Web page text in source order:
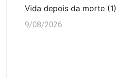
Vida depois da morte (1)
9/08/2026